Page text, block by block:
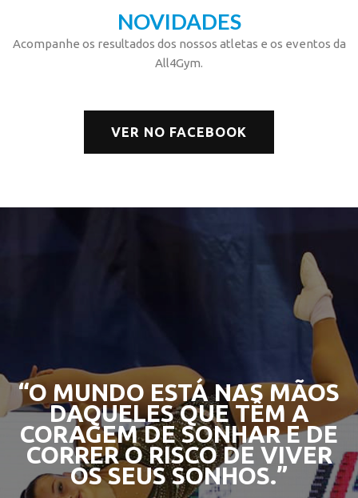
NOVIDADES
Acompanhe os resultados dos nossos atletas e os eventos da
All4Gym.
VER NO FACEBOOK
“O MUNDO ESTÁ NAS MÃOS
DAQUELES QUE TÊM A
CORAGEM DE SONHAR E DE
CORRER O RISCO DE VIVER
OS SEUS SONHOS.”